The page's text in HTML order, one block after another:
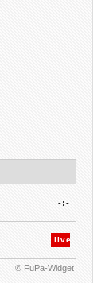
-:-
live
© FuPa-Widget